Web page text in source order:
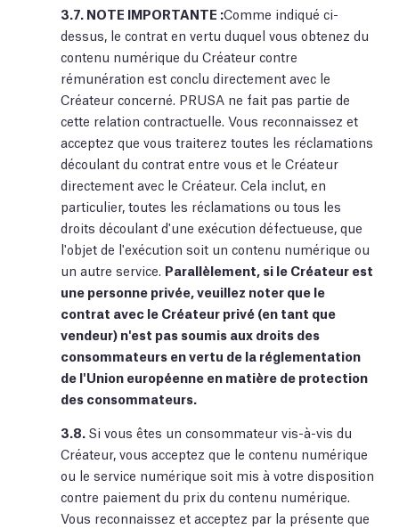
3.7. NOTE IMPORTANTE :Comme indiqué ci-
dessus, le contrat en vertu duquel vous obtenez du
contenu numérique du Créateur contre
rémunération est conclu directement avec le
Créateur concerné. PRUSA ne fait pas partie de
cette relation contractuelle. Vous reconnaissez et
acceptez que vous traiterez toutes les réclamations
découlant du contrat entre vous et le Créateur
directement avec le Créateur. Cela inclut, en
particulier, toutes les réclamations ou tous les
droits découlant d'une exécution défectueuse, que
l'objet de l'exécution soit un contenu numérique ou
un autre service. Parallèlement, si le Créateur est
une personne privée, veuillez noter que le
contrat avec le Créateur privé (en tant que
vendeur) n'est pas soumis aux droits des
consommateurs en vertu de la réglementation
de l'Union européenne en matière de protection
des consommateurs.
3.8. Si vous êtes un consommateur vis-à-vis du
Créateur, vous acceptez que le contenu numérique
ou le service numérique soit mis à votre disposition
contre paiement du prix du contenu numérique.
Vous reconnaissez et acceptez par la présente que